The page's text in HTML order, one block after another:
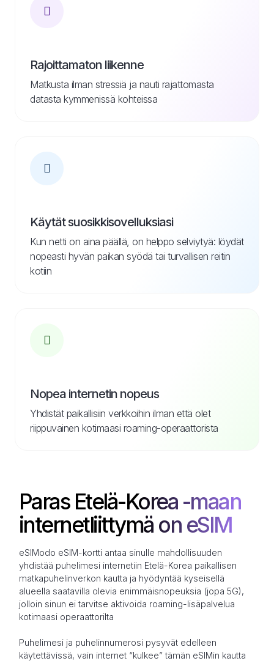
Rajoittamaton liikenne
Matkusta ilman stressiä ja nauti rajattomasta
datasta kymmenissä kohteissa
Käytät suosikkisovelluksiasi
Kun netti on aina päällä, on helppo selviytyä: löydät
nopeasti hyvän paikan syödä tai turvallisen reitin
kotiin
Nopea internetin nopeus
Yhdistät paikallisiin verkkoihin ilman että olet
riippuvainen kotimaasi roaming-operaattorista
Paras Etelä-Korea -maan
internetliittymä on eSIM
eSIModo eSIM-kortti antaa sinulle mahdollisuuden
yhdistää puhelimesi internetiin Etelä-Korea paikallisen
matkapuhelinverkon kautta ja hyödyntää kyseisellä
alueella saatavilla olevia enimmäisnopeuksia (jopa 5G),
jolloin sinun ei tarvitse aktivoida roaming-lisäpalvelua
kotimaasi operaattorilta
Puhelimesi ja puhelinnumerosi pysyvät edelleen
käytettävissä, vain internet “kulkee” tämän eSIMin kautta